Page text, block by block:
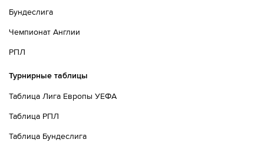
Бундеслига
Чемпионат Англии
РПЛ
Турнирные таблицы
Таблица Лига Европы УЕФА
Таблица РПЛ
Таблица Бундеслига